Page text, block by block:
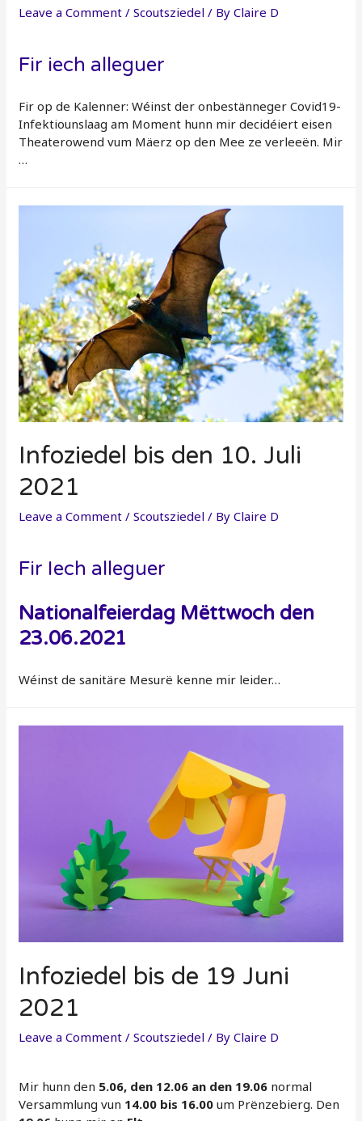
Leave a Comment /Scoutsziedel / ByClaire D
Fir iech alleguer
Fir op de Kalenner: Wéinst der onbestänneger Covid19-
Infektiounslaag am Moment hunn mir decidéiert eisen
Theaterowend vum Mäerz op den Mee ze verleeën. Mir
…
Infoziedel bis den 10. Juli
2021
Leave a Comment /Scoutsziedel / ByClaire D
Fir Iech alleguer
Nationalfeierdag Mëttwoch den
23.06.2021
Wéinst de sanitäre Mesurë kenne mir leider…
Infoziedel bis de 19 Juni
2021
Leave a Comment /Scoutsziedel / ByClaire D
Mir hunn den 5.06, den 12.06 an den 19.06 normal
Versammlung vun 14.00 bis 16.00 um Prënzebierg. Den